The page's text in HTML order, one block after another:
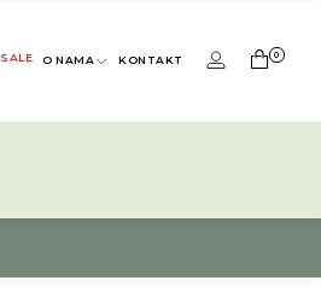
SALE O NAMA KONTAKT 0